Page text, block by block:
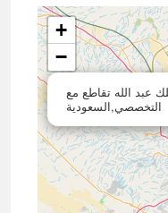
عبد الله تقاطع مع
التخصصي,السعودية
+
−